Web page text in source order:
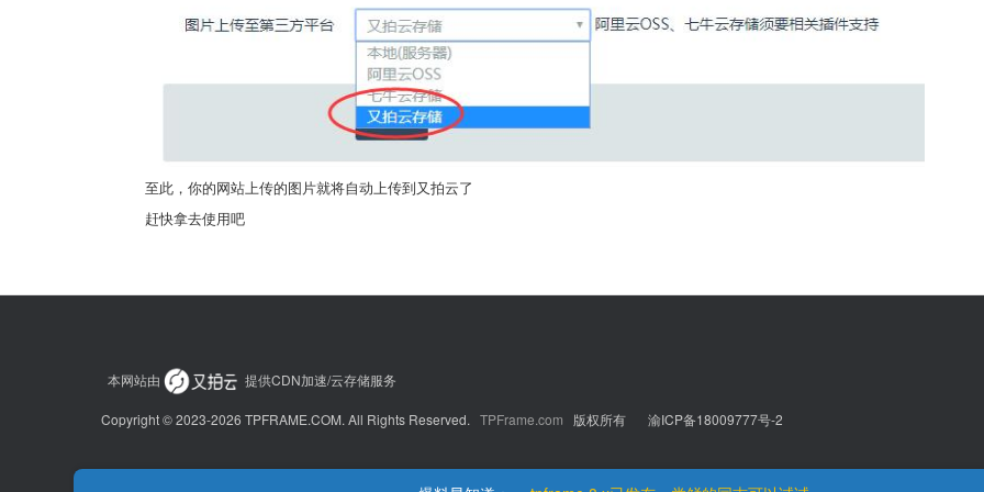
至此，你的网站上传的图片就将自动上传到又拍云了
赶快拿去使用吧
本网站由 提供CDN加速/云存储服务
Copyright © 2023-2026 TPFRAME.COM. All Rights Reserved. TPFrame.com 版权所有 渝ICP备18009777号-2